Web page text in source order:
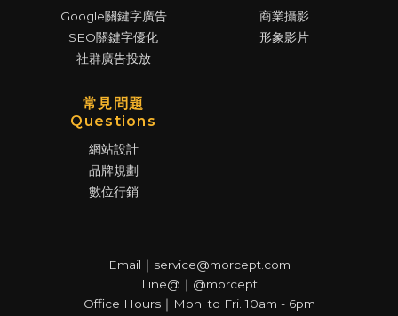
Google關鍵字廣告
SEO關鍵字優化
社群廣告投放
商業攝影
形象影片
常見問題
Questions
網站設計
品牌規劃
數位行銷
Email｜service@morcept.com
Line@｜@morcept
Office Hours｜Mon. to Fri. 10am - 6pm